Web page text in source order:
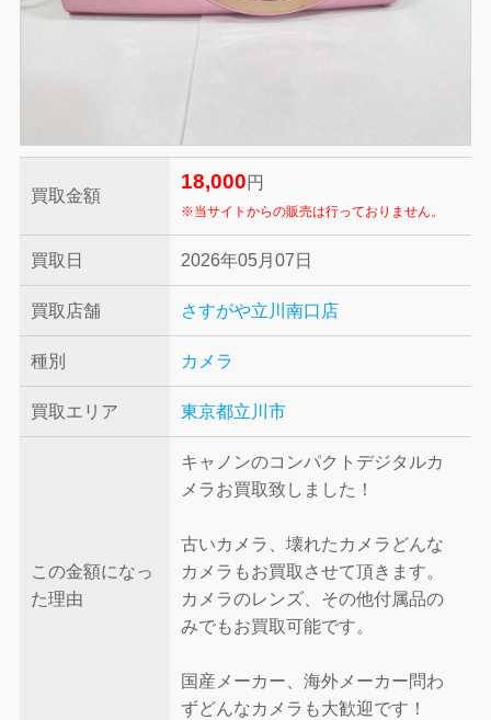
買取金額
18,000 円
※当サイトからの販売は行っておりません。
買取日 2026年05月07日
買取店舗 さすがや立川南口店
種別 カメラ
買取エリア 東京都立川市
この金額になっ
た理由
キャノンのコンパクトデジタルカ
メラお買取致しました！
古いカメラ、壊れたカメラどんな
カメラもお買取させて頂きます。
カメラのレンズ、その他付属品の
みでもお買取可能です。
国産メーカー、海外メーカー問わ
ずどんなカメラも大歓迎です！